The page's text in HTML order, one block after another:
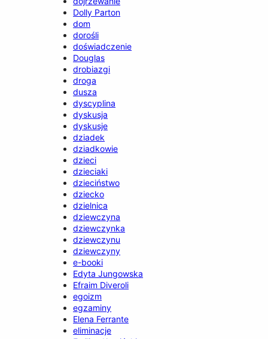
Dolly Parton
dom
dorośli
doświadczenie
Douglas
drobiazgi
droga
dusza
dyscyplina
dyskusja
dyskusje
dziadek
dziadkowie
dzieci
dzieciaki
dzieciństwo
dziecko
dzielnica
dziewczyna
dziewczynka
dziewczynu
dziewczyny
e-booki
Edyta Jungowska
Efraim Diveroli
egoizm
egzaminy
Elena Ferrante
eliminacje